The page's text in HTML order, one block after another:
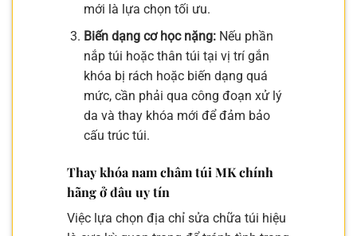
mới là lựa chọn tối ưu.
Biến dạng cơ học nặng:Nếu phần
nắp túi hoặc thân túi tại vị trí gắn
khóa bị rách hoặc biến dạng quá
mức, cần phải qua công đoạn xử lý
da và thay khóa mới để đảm bảo
cấu trúc túi.
Thay khóa nam châm túi MK chính
hãng ở đâu uy tín
Việc lựa chọn địa chỉ sửa chữa túi hiệu